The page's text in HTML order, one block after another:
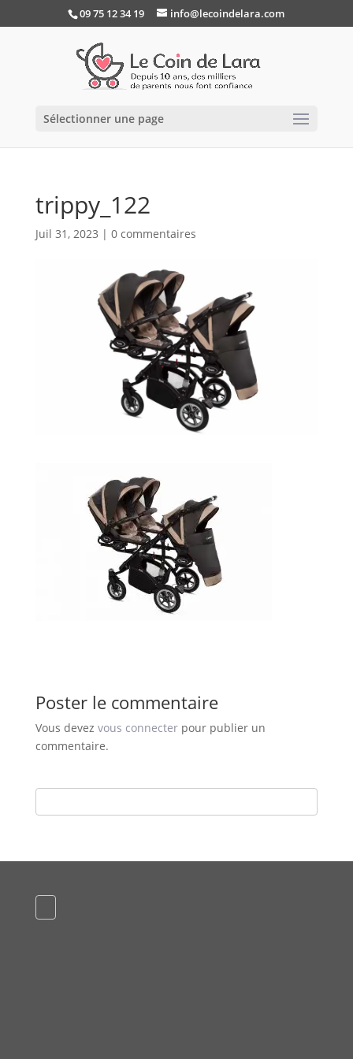
09 75 12 34 19 info@lecoindelara.com
Sélectionner une page
trippy_122
Juil 31, 2023 | 0 commentaires
Poster le commentaire
Vous devez vous connecterpour publier un
commentaire.